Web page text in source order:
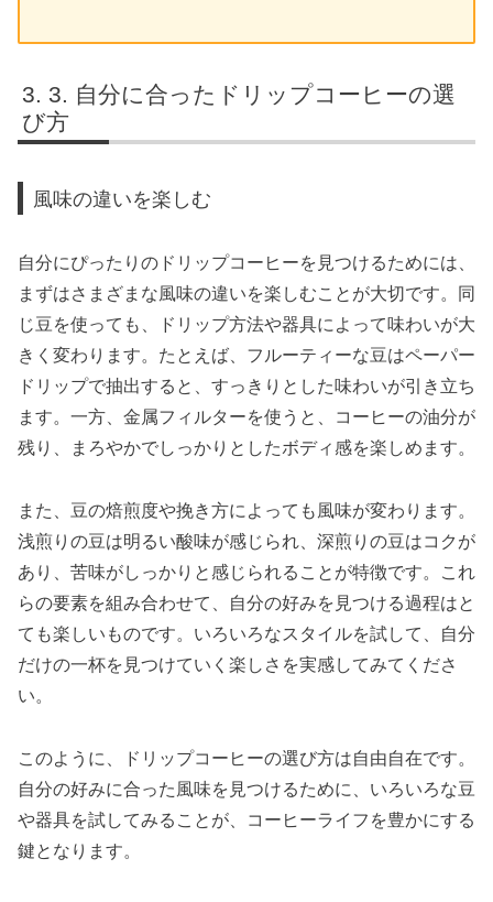
3. 自分に合ったドリップコーヒーの選
び方
風味の違いを楽しむ
自分にぴったりのドリップコーヒーを見つけるためには、
まずはさまざまな風味の違いを楽しむことが大切です。同
じ豆を使っても、ドリップ方法や器具によって味わいが大
きく変わります。たとえば、フルーティーな豆はペーパー
ドリップで抽出すると、すっきりとした味わいが引き立ち
ます。一方、金属フィルターを使うと、コーヒーの油分が
残り、まろやかでしっかりとしたボディ感を楽しめます。
また、豆の焙煎度や挽き方によっても風味が変わります。
浅煎りの豆は明るい酸味が感じられ、深煎りの豆はコクが
あり、苦味がしっかりと感じられることが特徴です。これ
らの要素を組み合わせて、自分の好みを見つける過程はと
ても楽しいものです。いろいろなスタイルを試して、自分
だけの一杯を見つけていく楽しさを実感してみてくださ
い。
このように、ドリップコーヒーの選び方は自由自在です。
自分の好みに合った風味を見つけるために、いろいろな豆
や器具を試してみることが、コーヒーライフを豊かにする
鍵となります。